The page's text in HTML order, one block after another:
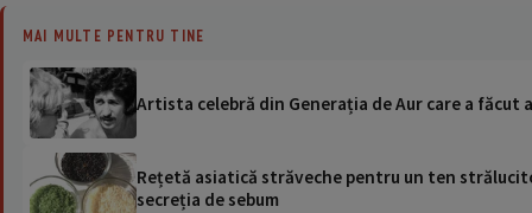
MAI MULTE PENTRU TINE
Artista celebră din Generația de Aur care a
Rețetă asiatică străveche pentru un ten
secreția de sebum